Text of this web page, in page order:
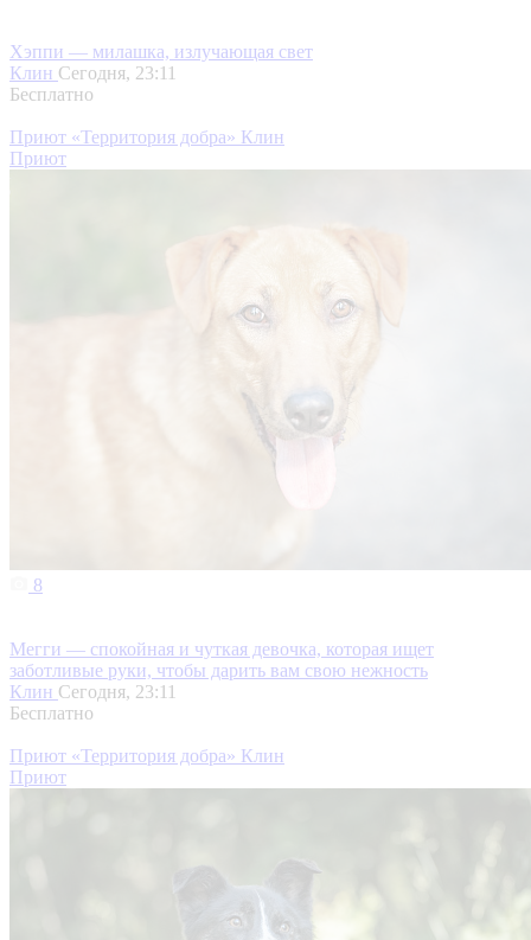
Хэппи — милашка, излучающая свет
Клин Сегодня, 23:11
Бесплатно
Приют «Территория добра» Клин
Приют
8
Мегги — спокойная и чуткая девочка, которая ищет
заботливые руки, чтобы дарить вам свою нежность
Клин Сегодня, 23:11
Бесплатно
Приют «Территория добра» Клин
Приют